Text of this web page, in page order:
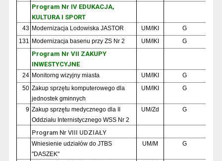
Program Nr IV EDUKACJA,
KULTURA I SPORT
43 Modernizacja Lodowiska JASTOR UM/IKI
G
131 Modernizacja basenu przy ZS Nr 2 UM/IKI G
Program Nr VII ZAKUPY
INWESTYCYJNE
24 Monitorng wizyjny miasta UM/IKI
G
50 Zakup sprzętu komputerowego dla
jednostek gminnych
UM/IKI G
9 Zakup sprzętu medycznego dla II
Oddziału Internistycznego WSS Nr 2
UM/Zd G
Program Nr VIII UDZIAŁY
Wniesienie udziałów do JTBS
"DASZEK"
UM/M G